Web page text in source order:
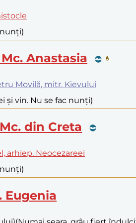
Mc. Anastasia
Movilă, mitr. Kievului
și vin. Nu se fac nunți)
din Creta
arhiep. Neocezareei
Eugenia